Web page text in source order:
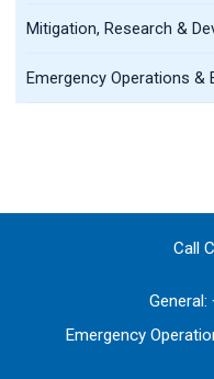
Mitigation, Research &
Emergency Operations &
Call
Emergency